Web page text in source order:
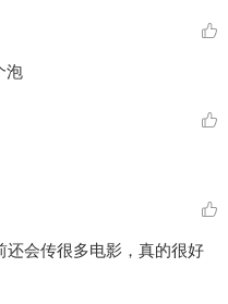
泡
还会传很多电影，真的很好